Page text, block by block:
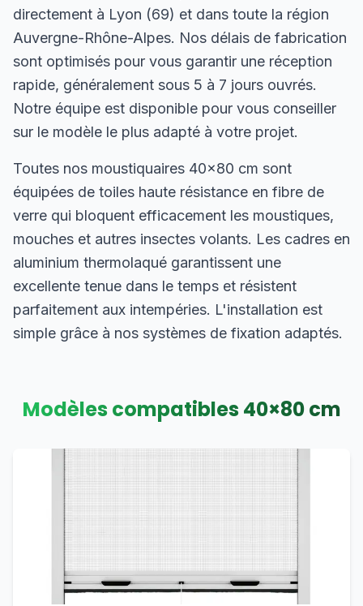
directement à Lyon (69) et dans toute la région
Auvergne-Rhône-Alpes. Nos délais de fabrication
sont optimisés pour vous garantir une réception
rapide, généralement sous 5 à 7 jours ouvrés.
Notre équipe est disponible pour vous conseiller
sur le modèle le plus adapté à votre projet.
Toutes nos moustiquaires 40×80 cm sont
équipées de toiles haute résistance en fibre de
verre qui bloquent efficacement les moustiques,
mouches et autres insectes volants. Les cadres en
aluminium thermolaqué garantissent une
excellente tenue dans le temps et résistent
parfaitement aux intempéries. L'installation est
simple grâce à nos systèmes de fixation adaptés.
Modèles compatibles40×80cm